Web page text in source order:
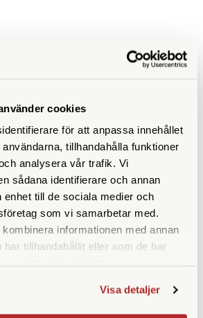
cookies
för att anpassa innehållet
tillhandahålla funktioner
analysera vår trafik. Vi
sådana identifierare och annan
enhet till de sociala medier och
som vi samarbetar med.
informationen med annan
har tillhandahållit eller som de har
Visa detaljer
Färg
ÄVEN